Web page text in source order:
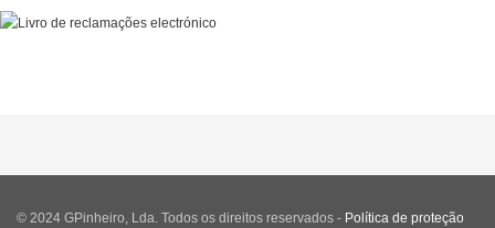
© 2024 GPinheiro, Lda. Todos os direitos reservados - Política de proteção